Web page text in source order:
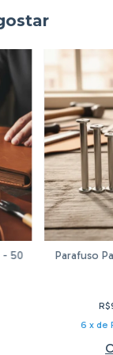
- 50
Parafuso
6 x de